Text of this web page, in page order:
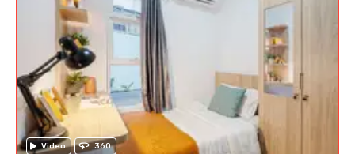
Video 360